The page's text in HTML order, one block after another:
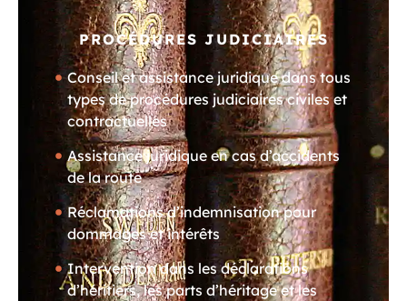
PROCÉDURES JUDICIAIRES
Conseil et assistance juridique dans tous
types de procédures judiciaires civiles et
contractuelles
Assistance juridique en cas d’accidents
de la route
Réclamations d’indemnisation pour
dommages et intérêts
Intervention dans les déclarations
d’héritiers, les parts d’héritage et les